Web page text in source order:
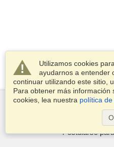
Utilizamos cookies
ayudarnos a entender
continuar utilizando este sitio,
Para obtener más información
cookies, lea nuestra política
Postularse